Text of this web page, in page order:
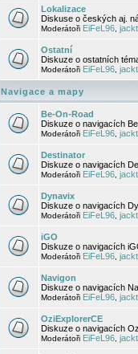
Lokalizace
Diskuse o českých aj.
Moderátoři EiFeL96
Ostatní
Diskuze o ostatních
Moderátoři EiFeL96
Navigace a mapy
Be-On-Road
Diskuze o navigacích
Moderátoři EiFeL96
Destinator
Diskuze o navigacích
Moderátoři EiFeL96
Dynavix
Diskuze o navigacích
Moderátoři EiFeL96
iGO
Diskuze o navigacích
Moderátoři EiFeL96
Navigon
Diskuze o navigacích
Moderátoři EiFeL96
OziExplorerCE
Diskuze o navigacích
Moderátoři EiFeL96